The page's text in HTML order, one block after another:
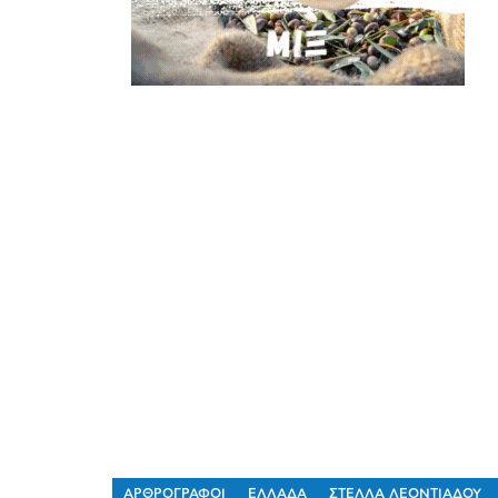
ΑΡΘΡΟΓΡΑΦΟΙ ΕΛΛΑΔΑ ΣΤΕΛΛΑ ΛΕΟΝΤΙΑΔΟΥ